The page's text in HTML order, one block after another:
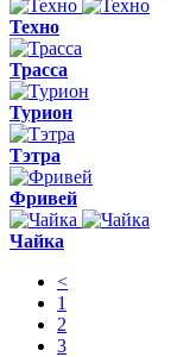
Техно
Трасса
Турион
Тэтра
Фривей
Чайка
<
1
2
3